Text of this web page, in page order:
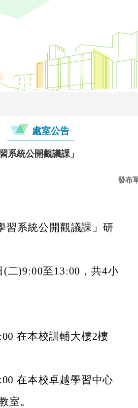
處室公告
系統公開觀議課」
發布
習系統公開觀議課」研
(二)9:00至13:00，共4小
在本校訓輔大樓2樓
在本校卓越學習中心
室。